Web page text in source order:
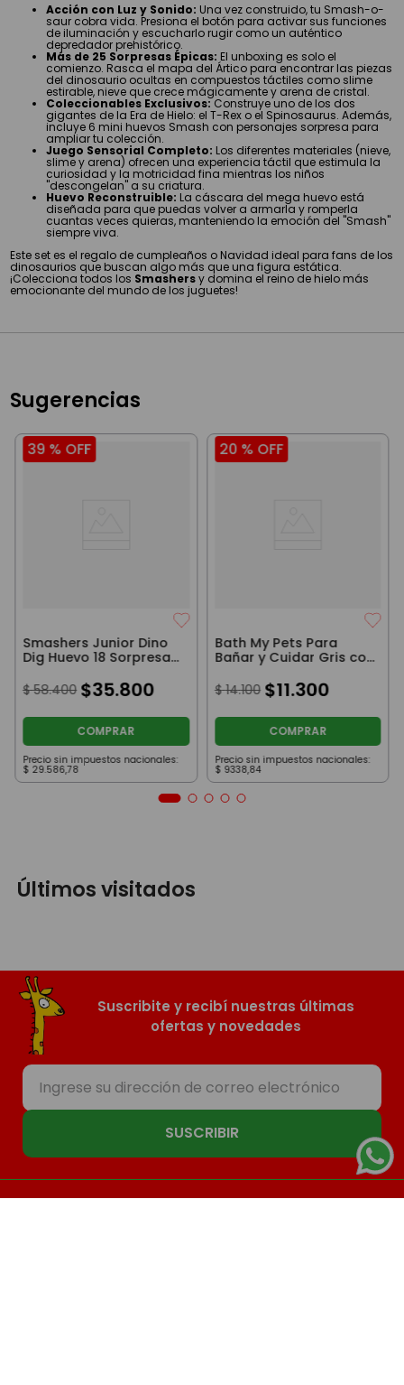
Acción con Luz y Sonido: Una vez construido, tu Smash-o-
saur cobra vida. Presiona el botón para activar sus funciones
de iluminación y escucharlo rugir como un auténtico
depredador prehistórico.
Más de 25 Sorpresas Épicas: El unboxing es solo el
comienzo. Rasca el mapa del Ártico para encontrar las piezas
del dinosaurio ocultas en compuestos táctiles como slime
estirable, nieve que crece mágicamente y arena de cristal.
Coleccionables Exclusivos:Construye uno de los dos
gigantes de la Era de Hielo: el T-Rex o el Spinosaurus. Además,
incluye 6 mini huevos Smash con personajes sorpresa para
ampliar tu colección.
Juego Sensorial Completo: Los diferentes materiales (nieve,
slime y arena) ofrecen una experiencia táctil que estimula la
curiosidad y la motricidad fina mientras los niños
"descongelan" a su criatura.
Huevo Reconstruible: La cáscara del mega huevo está
diseñada para que puedas volver a armarla y romperla
cuantas veces quieras, manteniendo la emoción del "Smash"
siempre viva.
Este set es el regalo de cumpleaños o Navidad ideal para fans de los
dinosaurios que buscan algo más que una figura estática.
¡Colecciona todos los Smashersy domina el reino de hielo más
emocionante del mundo de los juguetes!
Sugerencias
39 % OFF
Smashers Junior Dino
Dig Huevo 18 Sorpresas
Velociraptor
$ 58.400 $35.800
COMPRAR
Precio sin impuestos nacionales:
$ 29.586,78
20 % OFF
Bath My Pets Para
Bañar y Cuidar Gris con
Pestañas
$ 14.100 $11.300
COMPRAR
Precio sin impuestos nacionales:
$ 9338,84
Últimos visitados
Suscribite y recibí nuestras últimas
ofertas y novedades
SUSCRIBIR